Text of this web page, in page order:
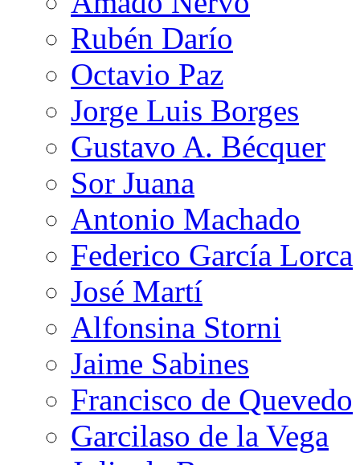
Rubén Darío
Octavio Paz
Jorge Luis Borges
Gustavo A. Bécquer
Sor Juana
Antonio Machado
Federico García Lorca
José Martí
Alfonsina Storni
Jaime Sabines
Francisco de Quevedo
Garcilaso de la Vega